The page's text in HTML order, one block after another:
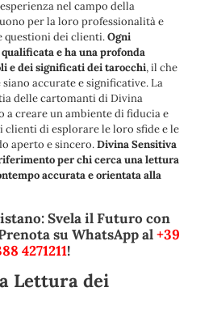
nel campo della
per la loro professionalità e
questioni dei clienti.Ogni
e ha una profonda
e dei significati dei tarocchi, il che
accurate e significative. La
delle cartomanti di Divina
a creare un ambiente di fiducia e
di esplorare le loro sfide e le
aperto e sincero.Divina Sensitiva
per chi cerca una lettura
accurata e orientata alla
Svela il Futuro con
su WhatsApp al+39
4271211!
Lettura dei